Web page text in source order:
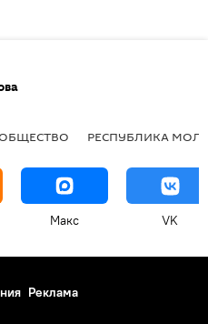
РЕСПУБЛИКА
Макс VK
Реклама